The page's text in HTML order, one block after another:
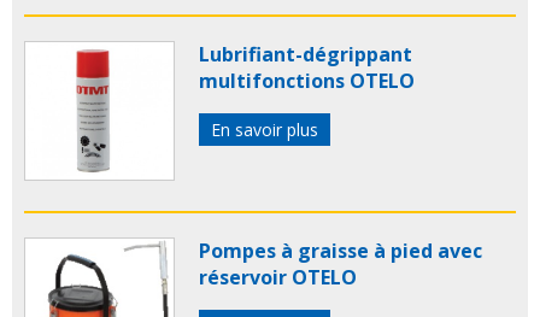
Lubrifiant-dégrippant
multifonctions OTELO
En savoir plus
Pompes à graisse à pied avec
réservoir OTELO